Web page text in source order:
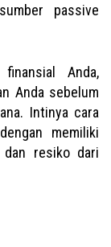
passive
Anda,
Anda sebelum
Intinya cara
memiliki
dan resiko dari